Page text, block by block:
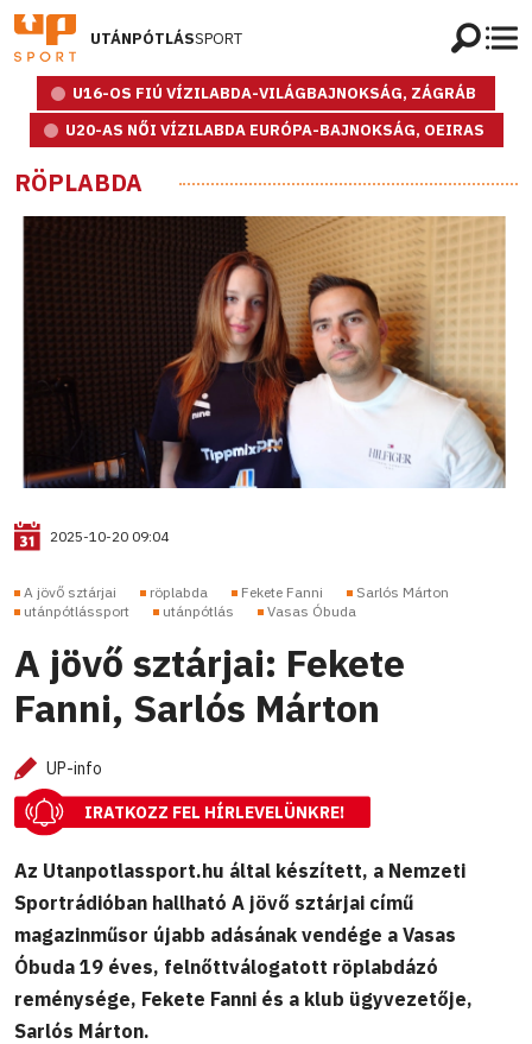
UTÁNPÓTLÁSSPORT
U16-OS FIÚ VÍZILABDA-VILÁGBAJNOKSÁG, ZÁGRÁB
U20-AS NŐI VÍZILABDA EURÓPA-BAJNOKSÁG, OEIRAS
RÖPLABDA
2025-10-20 09:04
A jövő sztárjai röplabda Fekete Fanni
Sarlós Márton
utánpótlássport
utánpótlás Vasas Óbuda
A jövő sztárjai: Fekete
Fanni, Sarlós Márton
UP-info
IRATKOZZ FEL HÍRLEVELÜNKRE!
Az Utanpotlassport.hu által készített, a Nemzeti
Sportrádióban hallható A jövő sztárjai című
magazinműsor újabb adásának vendége a Vasas
Óbuda 19 éves, felnőttválogatott röplabdázó
reménysége, Fekete Fanni és a klub ügyvezetője,
Sarlós Márton.